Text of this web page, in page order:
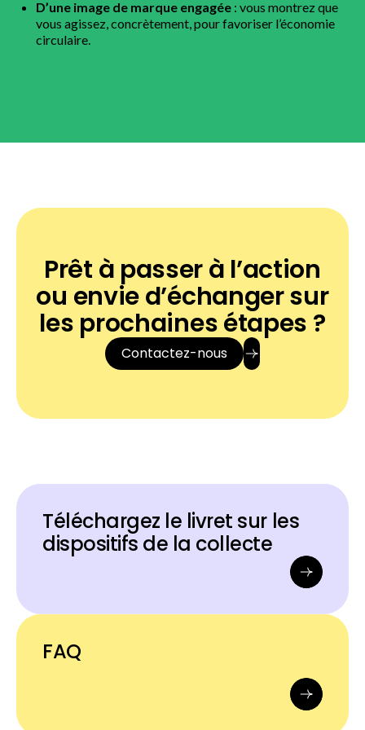
D’une image de marque engagée : vous montrez que
vous agissez, concrètement, pour favoriser l’économie
circulaire.
Prêt à passer à l’action
ou envie d’échanger sur
les prochaines étapes ?
Contactez-nous
Téléchargez le livret sur les
dispositifs de la collecte
FAQ